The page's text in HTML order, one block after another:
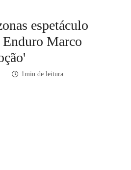
espetáculo
Enduro Marco
1min de leitura